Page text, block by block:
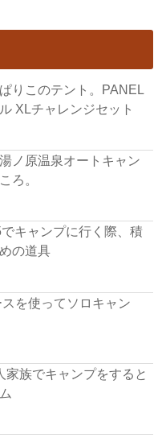
りこのテント。PANEL
XLチャレンジセット
ノ原温泉オートキャン
ろ。
キャンプに行く際、積
の道具
を使ってソロキャン
家族でキャンプをすると